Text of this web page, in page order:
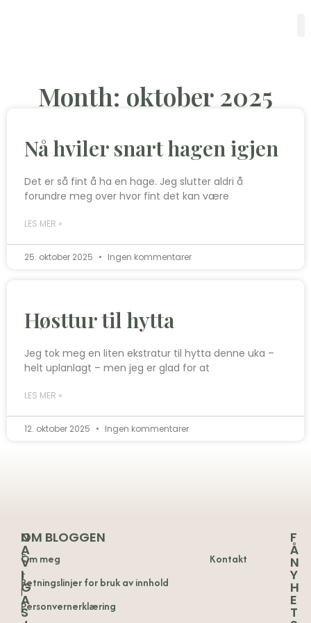
Month: oktober 2025
Nå hviler snart hagen igjen
Det er så fint å ha en hage. Jeg slutter aldri å
forundre meg over hvor fint det kan være
LES MER »
25. oktober 2025 Ingen kommentarer
Høsttur til hytta
Jeg tok meg en liten ekstratur til hytta denne uka –
helt uplanlagt – men jeg er glad for at
LES MER »
12. oktober 2025 Ingen kommentarer
E
t
l
i
N
A
V
I
G
A
S
OM BLOGGEN
Om meg
Kontakt
Retningslinjer for bruk av innhold
Personvernerklæring
F
Å
N
Y
H
E
T